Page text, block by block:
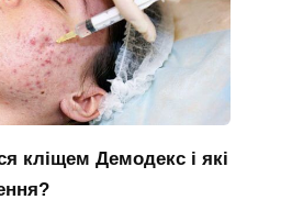
кліщем Демодекс і які